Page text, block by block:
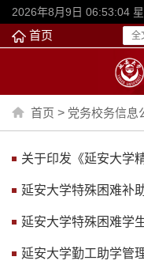
2026年8月9日 06:53:04
首页
首页 > 党务校务信息
延安大学特殊困难补
延安大学特殊困难学
延安大学勤工助学管